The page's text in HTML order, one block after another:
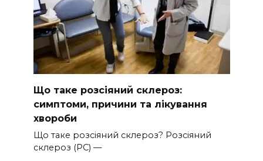
Що таке розсіяний склероз:
симптоми, причини та лікування
хвороби
Що таке розсіяний склероз? Розсіяний
склероз (РС) —